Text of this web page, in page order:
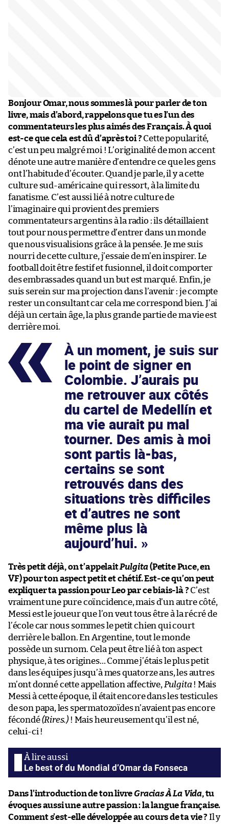
Bonjour Omar, nous sommes là pour parler de ton
livre, mais d’abord, rappelons que tu es l’un des
commentateurs les plus aimés des Français. À quoi
est-ce que cela est dû d’après toi ? Cette popularité,
c’est un peu malgré moi ! L’originalité de mon accent
dénote une autre manière d’entendre ce que les gens
ont l’habitude d’écouter. Quand je parle, il y a cette
culture sud-américaine qui ressort, à la limite du
fanatisme. C’est aussi lié à notre culture de
l’imaginaire qui provient des premiers
commentateurs argentins à la radio : ils détaillaient
tout pour nous permettre d’entrer dans un monde
que nous visualisions grâce à la pensée. Je me suis
nourri de cette culture, j’essaie de m’en inspirer. Le
football doit être festif et fusionnel, il doit comporter
des embrassades quand un but est marqué. Enfin, je
suis serein sur ma projection dans l’avenir : je compte
rester un consultant car cela me correspond bien. J’ai
déjà un certain âge, la plus grande partie de ma vie est
derrière moi.
À un moment, je suis sur
le point de signer en
Colombie. J’aurais pu
me retrouver aux côtés
du cartel de Medellín et
ma vie aurait pu mal
tourner. Des amis à moi
sont partis là-bas,
certains se sont
retrouvés dans des
situations très difficiles
et d’autres ne sont
même plus là
aujourd’hui.
Très petit déjà, on t’appelaitPulgita(Petite Puce, en
VF) pour ton aspect petit et chétif. Est-ce qu’on peut
expliquer ta passion pour Leo par ce biais-là ? C’est
vraiment une pure coïncidence, mais d’un autre côté,
Messi est le joueur que l’on veut tous être à la récré de
l’école car nous sommes le petit chien qui court
derrière le ballon. En Argentine, tout le monde
possède un surnom. Cela peut être lié à ton aspect
physique, à tes origines… Comme j’étais le plus petit
dans les équipes jusqu’à mes quatorze ans, les autres
m’ont donné cette appellation affective, Pulgita ! Mais
Messi à cette époque, il était encore dans les testicules
de son papa, les spermatozoïdes n’avaient pas encore
fécondé(Rires.) ! Mais heureusement qu’il est né,
celui-ci !
Le best of du Mondial d’Omar da Fonseca
Dans l’introduction de ton livreGracias À La Vida, tu
évoques aussi une autre passion : la langue française.
Comment s’est-elle développée au cours de ta vie ? Il y